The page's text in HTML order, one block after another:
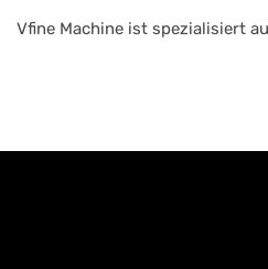
Vfine Machine ist spezialisiert